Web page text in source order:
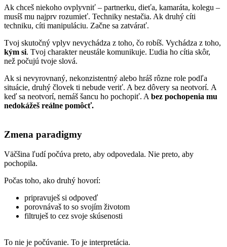
Ak chceš niekoho ovplyvniť – partnerku, dieťa, kamaráta, kolegu –
musíš mu najprv rozumieť. Techniky nestačia. Ak druhý cíti
techniku, cíti manipuláciu. Začne sa zatvárať.
Tvoj skutočný vplyv nevychádza z toho, čo robíš. Vychádza z toho,
kým si. Tvoj charakter neustále komunikuje. Ľudia ho cítia skôr,
než počujú tvoje slová.
Ak si nevyrovnaný, nekonzistentný alebo hráš rôzne role podľa
situácie, druhý človek ti nebude veriť. A bez dôvery sa neotvorí. A
keď sa neotvorí, nemáš šancu ho pochopiť. A bez pochopenia mu
nedokážeš reálne pomôcť.
Zmena paradigmy
Väčšina ľudí počúva preto, aby odpovedala. Nie preto, aby
pochopila.
Počas toho, ako druhý hovorí:
pripravuješ si odpoveď
porovnávaš to so svojím životom
filtruješ to cez svoje skúsenosti
To nie je počúvanie. To je interpretácia.